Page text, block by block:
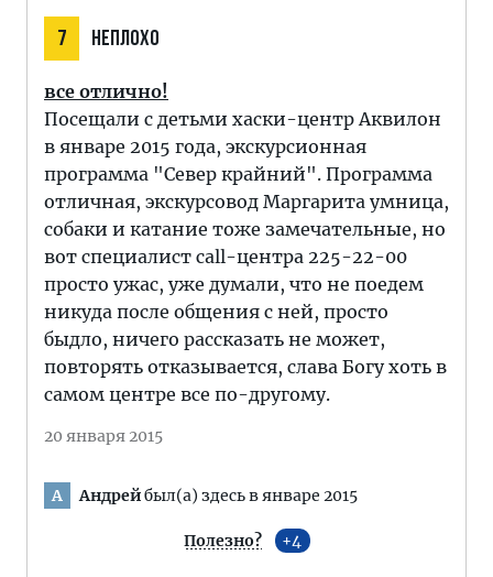
7 НЕПЛОХО
все отлично!
Посещали с детьми хаски-центр Аквилон
в январе 2015 года, экскурсионная
программа "Север крайний". Программа
отличная, экскурсовод Маргарита умница,
собаки и катание тоже замечательные, но
вот специалист call-центра 225-22-00
просто ужас, уже думали, что не поедем
никуда после общения с ней, просто
быдло, ничего рассказать не может,
повторять отказывается, слава Богу хоть в
самом центре все по-другому.
20 января 2015
А Андрейбыл(а) здесь в январе 2015
Полезно? 4